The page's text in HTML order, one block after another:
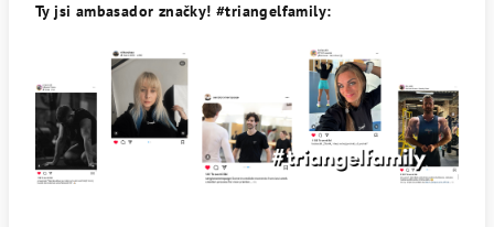
Ty jsi ambasador značky! #triangelfamily: